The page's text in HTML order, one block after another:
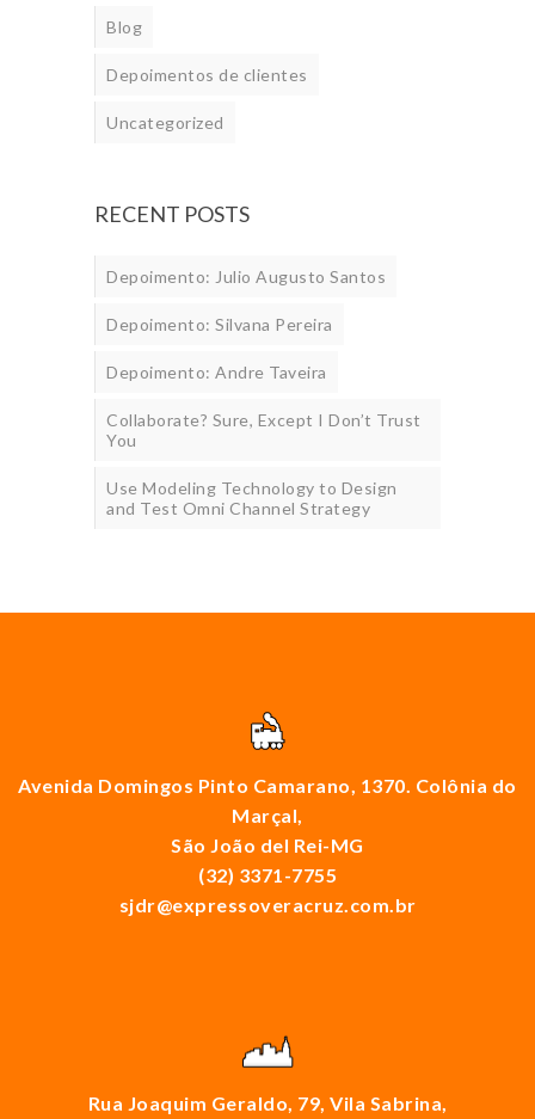
Blog
Depoimentos de clientes
Uncategorized
RECENT POSTS
Depoimento: Julio Augusto Santos
Depoimento: Silvana Pereira
Depoimento: Andre Taveira
Collaborate? Sure, Except I Don’t Trust
You
Use Modeling Technology to Design
and Test Omni Channel Strategy
Avenida Domingos Pinto Camarano, 1370. Colônia do
Marçal,
São João del Rei-MG
(32) 3371-7755
sjdr@expressoveracruz.com.br
Rua Joaquim Geraldo, 79, Vila Sabrina,